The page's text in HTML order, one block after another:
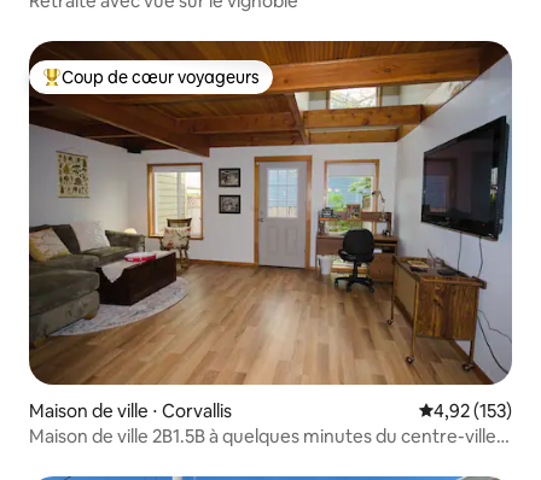
Coups de cœur voyageurs les plus appréciés
Coup de cœur voyageurs
Maison de ville ⋅ Corvallis Évaluation
4,92 (153)
Maison de ville 2B1.5B à quelques minutes du centre-ville